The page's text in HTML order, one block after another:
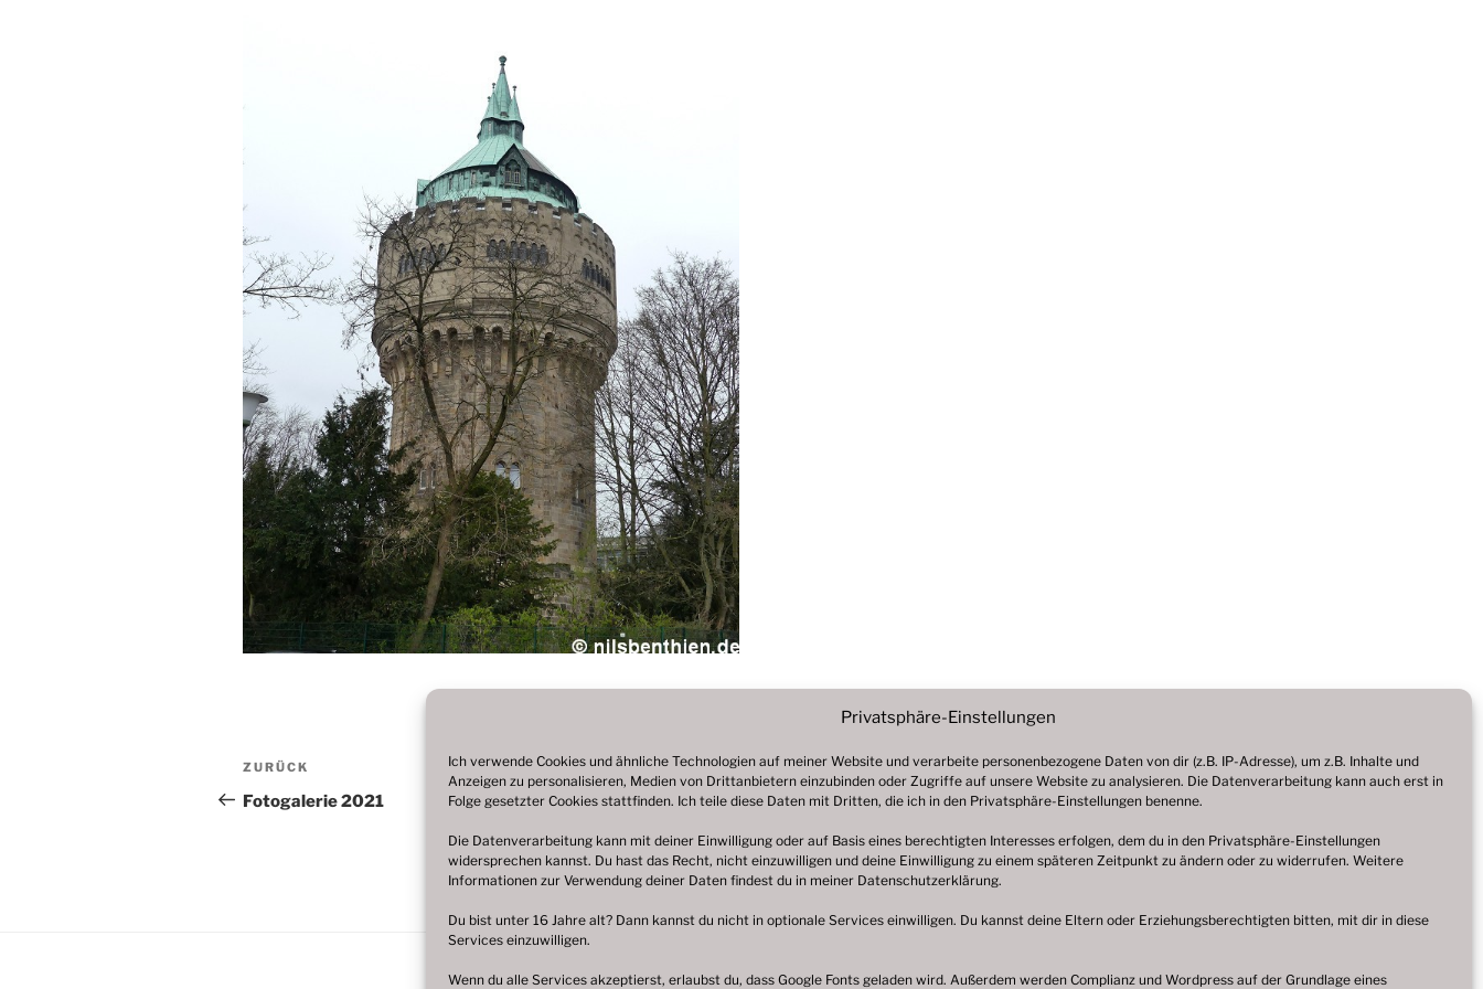
Privatsphäre-Einstellungen
Ich verwende Cookies und ähnliche Technologien auf meiner Website und verarbeite personenbezogene Daten von dir (z.B. IP-Adresse), um z.B. Inhalte und
Anzeigen zu personalisieren, Medien von Drittanbietern einzubinden oder Zugriffe auf unsere Website zu analysieren. Die Datenverarbeitung kann auch erst in
Folge gesetzter Cookies stattfinden. Ich teile diese Daten mit Dritten, die ich in den Privatsphäre-Einstellungen benenne.
Die Datenverarbeitung kann mit deiner Einwilligung oder auf Basis eines berechtigten Interesses erfolgen, dem du in den Privatsphäre-Einstellungen
widersprechen kannst. Du hast das Recht, nicht einzuwilligen und deine Einwilligung zu einem späteren Zeitpunkt zu ändern oder zu widerrufen. Weitere
Informationen zur Verwendung deiner Daten findest du in meiner Datenschutzerklärung.
Du bist unter 16 Jahre alt? Dann kannst du nicht in optionale Services einwilligen. Du kannst deine Eltern oder Erziehungsberechtigten bitten, mit dir in diese
Services einzuwilligen.
Wenn du alle Services akzeptierst, erlaubst du, dass Google Fonts geladen wird. Außerdem werden Complianz und Wordpress auf der Grundlage eines
Beitragsnavigation
Vorheriger
Beitrag
ZURÜCK
Fotogalerie 2021